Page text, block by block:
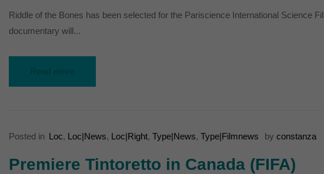
Riddle of the Bones has been selected for the Pariscience International Science
documentary will...
Posted in Loc, Loc|News, Loc|Right, Type|News, Type|Filmnews by constanza
Premiere Tintoretto in Canada (FIFA)